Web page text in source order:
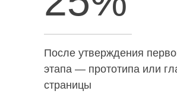
После утверждения
этапа — прототипа или
страницы